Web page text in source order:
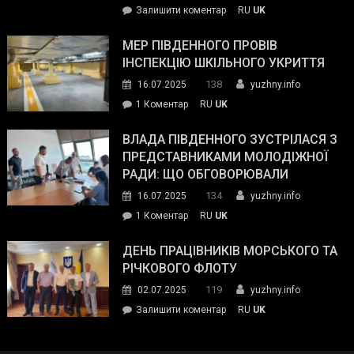
та
органів:
«Наш
спільний
окупанти.
Маємо
діяти
команда
Залишити коментарon
ДСНС
власноруч
пожежу
у
RU UK
МЕР ПІВДЕННОГО ПРОВІВ
ІНСПЕКЦІЮ ШКІЛЬНОГО УКРИТТЯ
16.07.2025 138
yuzhny.info
1 Коментардо
Південного
провів
інспекцію
укриття
RU UK
ВЛАДА ПІВДЕННОГО ЗУСТРІЛАСЯ З
ПРЕДСТАВНИКАМИ МОЛОДІЖНОЇ
РАДИ: ЩО ОБГОВОРЮВАЛИ
16.07.2025 134
yuzhny.info
1 Коментардо
Південного
зустрілася
представниками
молодіжної
RU UK
ДЕНЬ ПРАЦІВНИКІВ МОРСЬКОГО ТА
РІЧКОВОГО ФЛОТУ
02.07.2025 119
yuzhny.info
Залишити коментарon
RU UK